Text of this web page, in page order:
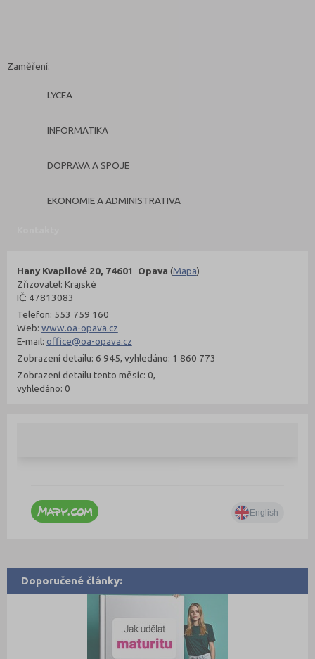
Zaměření:
LYCEA
INFORMATIKA
DOPRAVA A SPOJE
EKONOMIE A ADMINISTRATIVA
Hany Kvapilové 20, 74601 Opava (Mapa)
Zřizovatel: Krajské
IČ: 47813083
Telefon: 553 759 160
Web: www.oa-opava.cz
E-mail: office@oa-opava.cz
Zobrazení detailu: 6 945, vyhledáno: 1 860 773
Zobrazení detailu tento měsíc: 0,
vyhledáno: 0
Doporučené články: